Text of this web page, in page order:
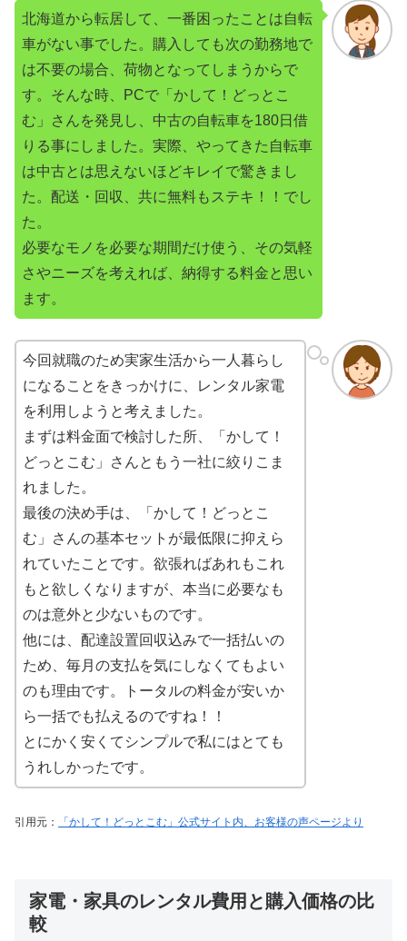
北海道から転居して、一番困ったことは自転
車がない事でした。購入しても次の勤務地で
は不要の場合、荷物となってしまうからで
す。そんな時、PCで「かして！どっとこ
む」さんを発見し、中古の自転車を180日借
りる事にしました。実際、やってきた自転車
は中古とは思えないほどキレイで驚きまし
た。配送・回収、共に無料もステキ！！でし
た。
必要なモノを必要な期間だけ使う、その気軽
さやニーズを考えれば、納得する料金と思い
ます。
今回就職のため実家生活から一人暮らし
になることをきっかけに、レンタル家電
を利用しようと考えました。
まずは料金面で検討した所、「かして！
どっとこむ」さんともう一社に絞りこま
れました。
最後の決め手は、「かして！どっとこ
む」さんの基本セットが最低限に抑えら
れていたことです。欲張ればあれもこれ
もと欲しくなりますが、本当に必要なも
のは意外と少ないものです。
他には、配達設置回収込みで一括払いの
ため、毎月の支払を気にしなくてもよい
のも理由です。トータルの料金が安いか
ら一括でも払えるのですね！！
とにかく安くてシンプルで私にはとても
うれしかったです。
引用元： 「かして！どっとこむ」公式サイト内、お客様の声ページより
家電・家具のレンタル費用と購入価格の比
較